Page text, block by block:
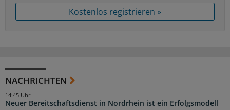
Kostenlos registrieren »
NACHRICHTEN
Neuer Bereitschaftsdienst in Nordrhein ist ein Erfolgsmodell
14:45 Uhr